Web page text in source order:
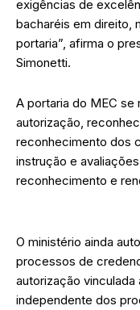
exigências de
bacharéis em direito,
portaria”, afirma o
Simonetti.
A portaria do MEC
autorização,
reconhecimento dos
instrução e
reconhecimento e
O ministério ainda
processos de
autorização
independente dos